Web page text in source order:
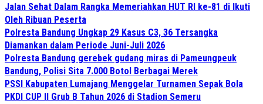
Jalan Sehat Dalam Rangka Memeriahkan HUT RI ke-81 di Ikuti
Oleh Ribuan Peserta
Polresta Bandung Ungkap 29 Kasus C3, 36 Tersangka
Diamankan dalam Periode Juni-Juli 2026
Polresta Bandung gerebek gudang miras di Pameungpeuk
Bandung, Polisi Sita 7.000 Botol Berbagai Merek
PSSI Kabupaten Lumajang Menggelar Turnamen Sepak Bola
PKDI CUP II Grub B Tahun 2026 di Stadion Semeru